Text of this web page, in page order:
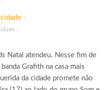
-
Natal atendeu. Nesse fim de
Grafith na casa mais
da cidade promete não